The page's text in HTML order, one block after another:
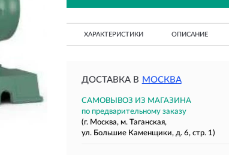
ХАРАКТЕРИСТИКИ ОПИСАНИЕ
ДОСТАВКА В МОСКВА
САМОВЫВОЗ ИЗ МАГАЗИНА
по предварительному заказу
(г. Москва, м. Таганская,
ул. Большие Каменщики, д. 6, стр. 1)